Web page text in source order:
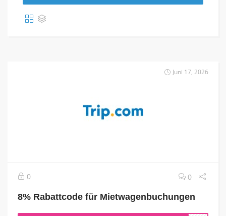
Juni 17, 2026
0 0
8% Rabattcode für Mietwagenbuchungen